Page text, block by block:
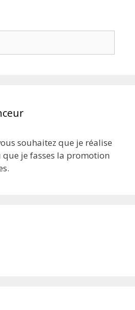
souhaitez que je réalise
je fasses la promotion